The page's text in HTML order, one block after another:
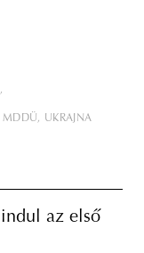
MDDÜ UKRAJNA